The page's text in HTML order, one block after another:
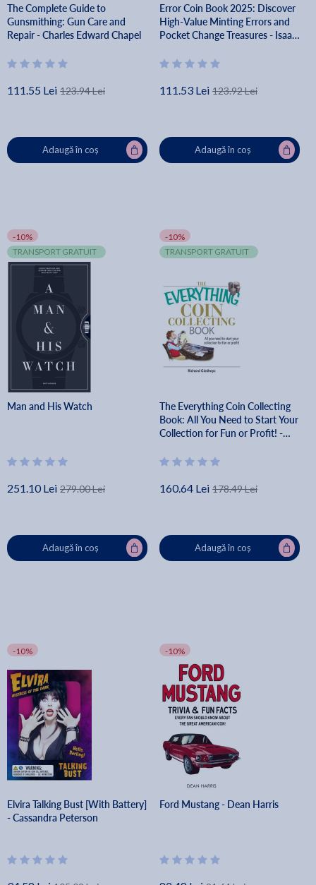
The Complete Guide to
Gunsmithing: Gun Care and
Repair - Charles Edward Chapel
111.55 Lei 123.94 Lei
Adaugă în coș
Error Coin Book 2025: Discover
High-Value Minting Errors and
Pocket Change Treasures - Isaac
111.53 Lei 123.92 Lei
Adaugă în coș
-10%
TRANSPORT GRATUIT
Man and His Watch
251.10 Lei 279.00 Lei
Adaugă în coș
-10%
TRANSPORT GRATUIT
The Everything Coin Collecting
Book: All You Need to Start Your
Collection for Fun or Profit! -
160.64 Lei 178.49 Lei
Adaugă în coș
-10%
Elvira Talking Bust [With Battery]
- Cassandra Peterson
-10%
Ford Mustang - Dean Harris